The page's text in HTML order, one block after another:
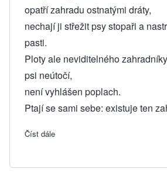
opatří zahradu ostnatými dráty,
nechají ji střežit psy stopaři a
pasti.
Ploty ale neviditelného
psi neútočí,
není vyhlášen poplach.
Ptají se sami sebe: existuje ten
Číst dále